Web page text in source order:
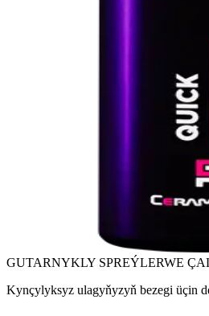
GUTARNYKLY SPREÝLERWE
Kynçylyksyz ulagyňyzyň bezegi üçin